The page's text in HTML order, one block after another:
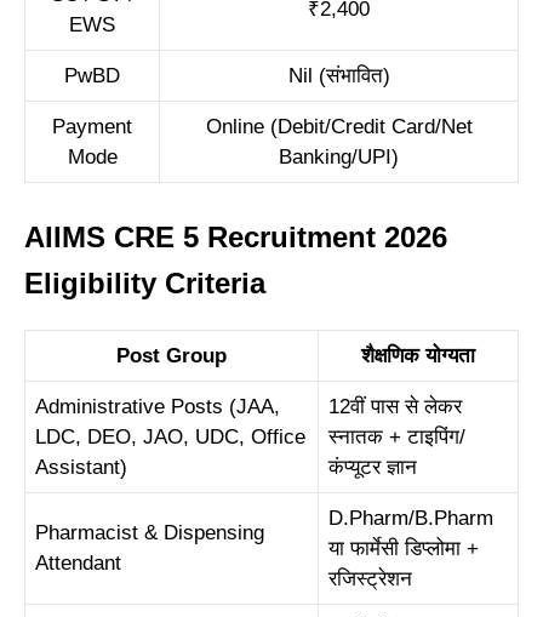
EWS
₹2,400
PwBD Nil (संभावित)
Payment
Mode
Online (Debit/Credit Card/Net
Banking/UPI)
AIIMS CRE 5 Recruitment 2026
Eligibility Criteria
Post Group शैक्षणिक योग्यता
Administrative Posts (JAA,
LDC, DEO, JAO, UDC, Office
Assistant)
12वीं पास से लेकर
स्नातक + टाइपिंग/
कंप्यूटर ज्ञान
Pharmacist & Dispensing
Attendant
D.Pharm/B.Pharm
या फार्मेसी डिप्लोमा +
रजिस्ट्रेशन